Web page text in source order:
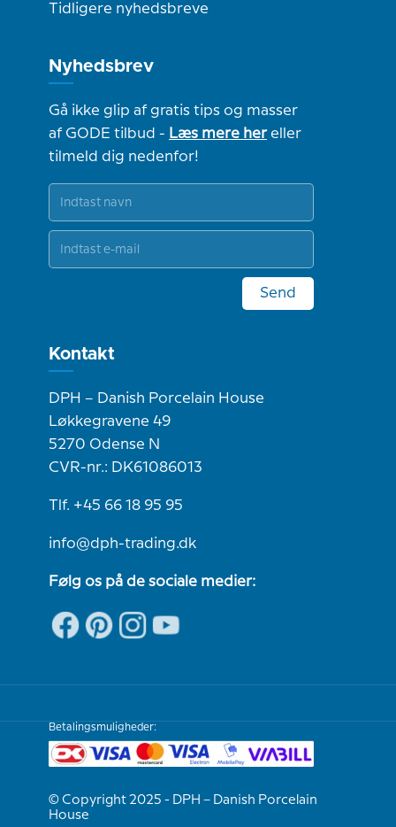
Tidligere nyhedsbreve
Nyhedsbrev
Gå ikke glip af gratis tips og masser
af GODE tilbud - Læs mere hereller
tilmeld dig nedenfor!
Send
Kontakt
DPH – Danish Porcelain House
Løkkegravene 49
5270 Odense N
CVR-nr.: DK61086013
Tlf. +45 66 18 95 95
info@dph-trading.dk
Følg os på de sociale medier:
Betalingsmuligheder:
© Copyright 2025 - DPH – Danish Porcelain
House